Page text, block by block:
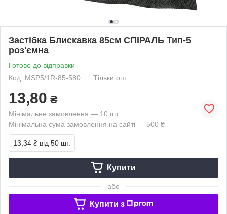
Застібка Блискавка 85см СПІРАЛЬ Тип-5
роз'ємна
Готово до відправки
Код: MSP5/1R-85-580
Тільки опт
13,80 ₴
Мінімальне замовлення — 10 шт.
Мінімальна сума замовлення на сайті — 500 ₴
13,34 ₴ від 50 шт.
Купити
або
Купити з